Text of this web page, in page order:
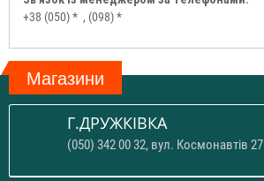
+38 (050) * , (098) *
Магазини
Г.ДРУЖКІВКА
(050) 342 00 32, вул. Космонавтів 27